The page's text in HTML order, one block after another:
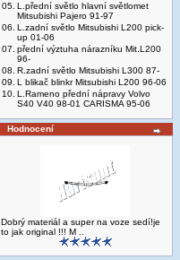
05. L.přední světlo hlavní světlomet
Mitsubishi Pajero 91-97
06. L.zadní světlo Mitsubishi L200 pick-
up 01-06
07. přední výztuha nárazníku Mit.L200
96-
08. R.zadní světlo Mitsubishi L300 87-
09. L blikač blinkr Mitsubishi L200 96-06
10. L.Rameno přední nápravy Volvo
S40 V40 98-01 CARISMA 95-06
Hodnocení
Dobrý materiál a super na voze sedí!je
to jak original !!! M ..